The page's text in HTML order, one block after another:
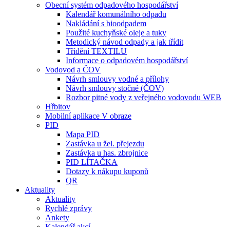
Obecní systém odpadového hospodářství
Kalendář komunálního odpadu
Nakládání s bioodpadem
Použité kuchyňské oleje a tuky
Metodický návod odpady a jak třídit
Třídění TEXTILU
Informace o odpadovém hospodářství
Vodovod a ČOV
Návrh smlouvy vodné a přílohy
Návrh smlouvy stočné (ČOV)
Rozbor pitné vody z veřejného vodovodu WEB
Hřbitov
Mobilní aplikace V obraze
PID
Mapa PID
Zastávka u žel. přejezdu
Zastávka u has. zbrojnice
PID LÍTAČKA
Dotazy k nákupu kuponů
QR
Aktuality
Aktuality
Rychlé zprávy
Ankety